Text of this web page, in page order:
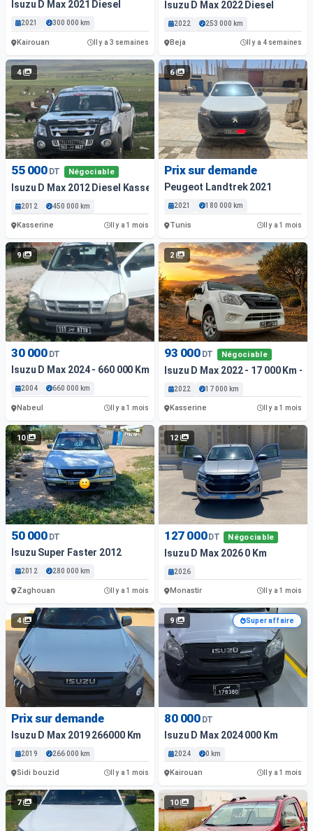
Isuzu D Max 2021 Diesel
2021 300 000 km
Kairouan Il y a 3 semaines
Isuzu D Max 2022 Diesel
2022 253 000 km
Beja Il y a 4 semaines
4
55 000 DT Négociable
Isuzu D Max 2012 Diesel Kasserine
2012 450 000 km
Kasserine Il y a 1 mois
6
Prix sur demande
Peugeot Landtrek 2021
2021 180 000 km
Tunis Il y a 1 mois
9
30 000 DT
Isuzu D Max 2024 - 660 000 Km - Diesel
2004 660 000 km
Nabeul Il y a 1 mois
2
93 000 DT Négociable
Isuzu D Max 2022 - 17 000 Km -
2022 17 000 km
Kasserine Il y a 1 mois
10
50 000 DT
Isuzu Super Faster 2012
2012 280 000 km
Zaghouan Il y a 1 mois
12
127 000DT Négociable
Isuzu D Max 2026 0 Km
2026
Monastir Il y a 1 mois
4
Prix sur demande
Isuzu D Max 2019 266000 Km
2019 266 000 km
Sidi bouzid Il y a 1 mois
9 Super affaire
80 000 DT
Isuzu D Max 2024 000 Km
2024 0 km
Kairouan Il y a 1 mois
7 10